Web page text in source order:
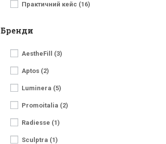
Практичний кейс (16)
Бренди
AestheFill (3)
Aptos (2)
Luminera (5)
Promoitalia (2)
Radiesse (1)
Sculptra (1)